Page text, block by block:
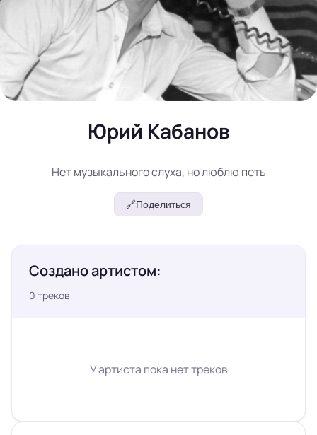
Юрий Кабанов
Нет музыкального слуха, но люблю петь
🔗Поделиться
Создано артистом:
0 треков
У артиста пока нет треков